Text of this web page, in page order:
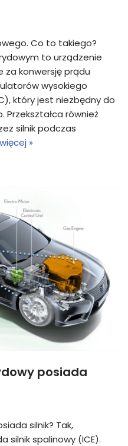
Co to takiego?
to urządzenie
za konwersję prądu
wysokiego
który jest niezbędny do
Przekształca również
silnik podczas
»
posiada
silnik? Tak,
silnik spalinowy (ICE).